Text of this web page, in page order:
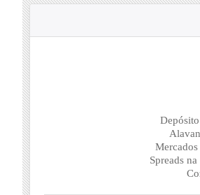
Spreads